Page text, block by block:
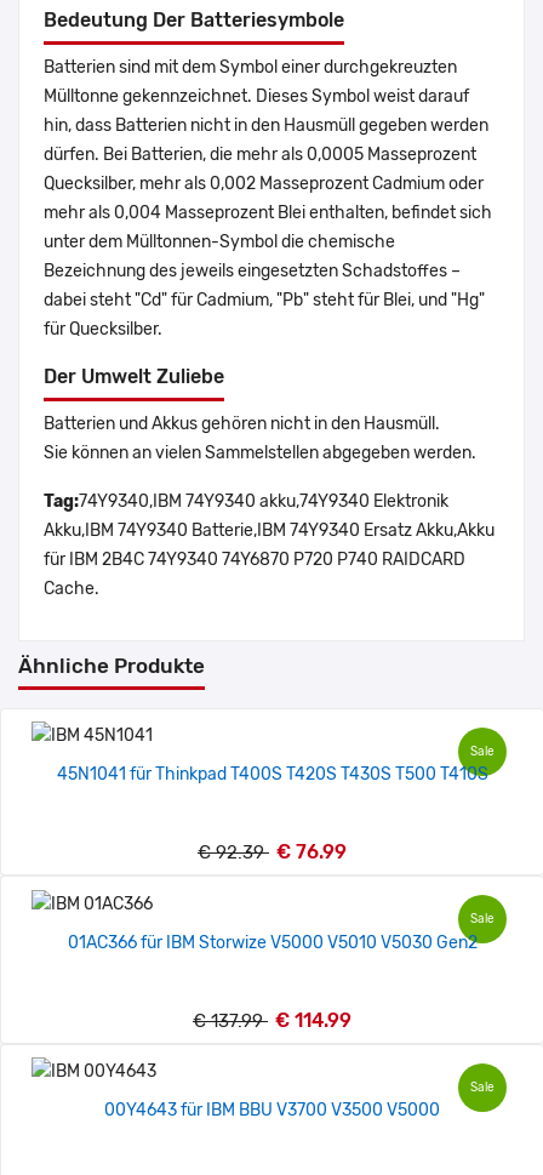
Bedeutung Der Batteriesymbole
Batterien sind mit dem Symbol einer durchgekreuzten
Mülltonne gekennzeichnet. Dieses Symbol weist darauf
hin, dass Batterien nicht in den Hausmüll gegeben werden
dürfen. Bei Batterien, die mehr als 0,0005 Masseprozent
Quecksilber, mehr als 0,002 Masseprozent Cadmium oder
mehr als 0,004 Masseprozent Blei enthalten, befindet sich
unter dem Mülltonnen-Symbol die chemische
Bezeichnung des jeweils eingesetzten Schadstoffes –
dabei steht "Cd" für Cadmium, "Pb" steht für Blei, und "Hg"
für Quecksilber.
Der Umwelt Zuliebe
Batterien und Akkus gehören nicht in den Hausmüll.
Sie können an vielen Sammelstellen abgegeben werden.
Tag:74Y9340,IBM 74Y9340 akku,74Y9340 Elektronik
Akku,IBM 74Y9340 Batterie,IBM 74Y9340 Ersatz Akku,Akku
für IBM 2B4C 74Y9340 74Y6870 P720 P740 RAIDCARD
Cache.
Ähnliche Produkte
Sale
45N1041 für Thinkpad T400S T420S T430S T500 T410S
€ 92.39 € 76.99
Sale
01AC366 für IBM Storwize V5000 V5010 V5030 Gen2
€ 137.99 € 114.99
Sale
00Y4643 für IBM BBU V3700 V3500 V5000